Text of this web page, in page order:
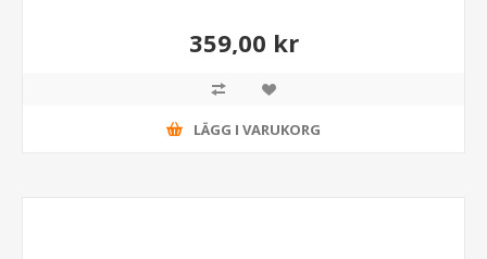
359,00 kr
LÄGG I VARUKORG